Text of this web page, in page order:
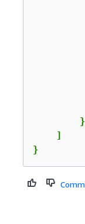
        }
    ]
}